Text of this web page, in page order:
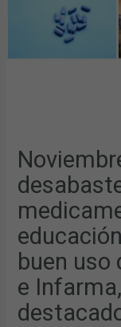
buen uso
e
EDUCACIÓN
SANITARIA
SOBRE
DESTACADOS
EN
LOS
MEDIOS